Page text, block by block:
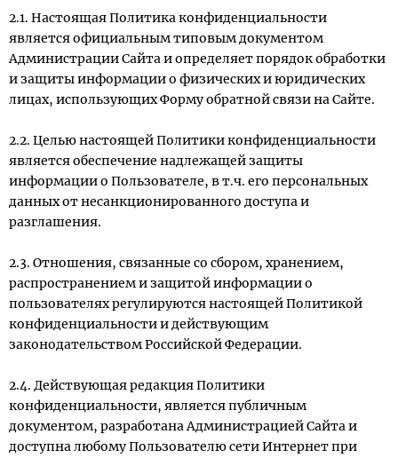
2.1. Настоящая Политика конфиденциальности
является официальным типовым документом
Администрации Сайта и определяет порядок обработки
и защиты информации о физических и юридических
лицах, использующих Форму обратной связи на Сайте.
2.2. Целью настоящей Политики конфиденциальности
является обеспечение надлежащей защиты
информации о Пользователе, в т.ч. его персональных
данных от несанкционированного доступа и
разглашения.
2.3. Отношения, связанные со сбором, хранением,
распространением и защитой информации о
пользователях регулируются настоящей Политикой
конфиденциальности и действующим
законодательством Российской Федерации.
2.4. Действующая редакция Политики
конфиденциальности, является публичным
документом, разработана Администрацией Сайта и
доступна любому Пользователю сети Интернет при